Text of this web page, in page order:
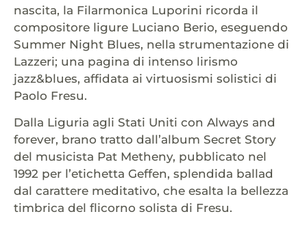
nascita, la Filarmonica Luporini ricorda il
compositore ligure Luciano Berio, eseguendo
Summer Night Blues, nella strumentazione di
Lazzeri; una pagina di intenso lirismo
jazz&blues, affidata ai virtuosismi solistici di
Paolo Fresu.
Dalla Liguria agli Stati Uniti con Always and
forever, brano tratto dall’album Secret Story
del musicista Pat Metheny, pubblicato nel
1992 per l’etichetta Geffen, splendida ballad
dal carattere meditativo, che esalta la bellezza
timbrica del flicorno solista di Fresu.